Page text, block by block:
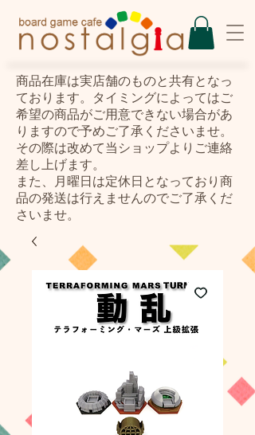
​商品在庫は実店舗のものと共有となっ
ております。タイミングによってはご
希望の商品がご用意できない場合があ
りますので予めご了承くださいませ。
その際は改めて当ショップよりご連絡
差し上げます。
また、月曜日は定休日となっており商
品の発送は行えませんのでご了承くだ
さいませ。